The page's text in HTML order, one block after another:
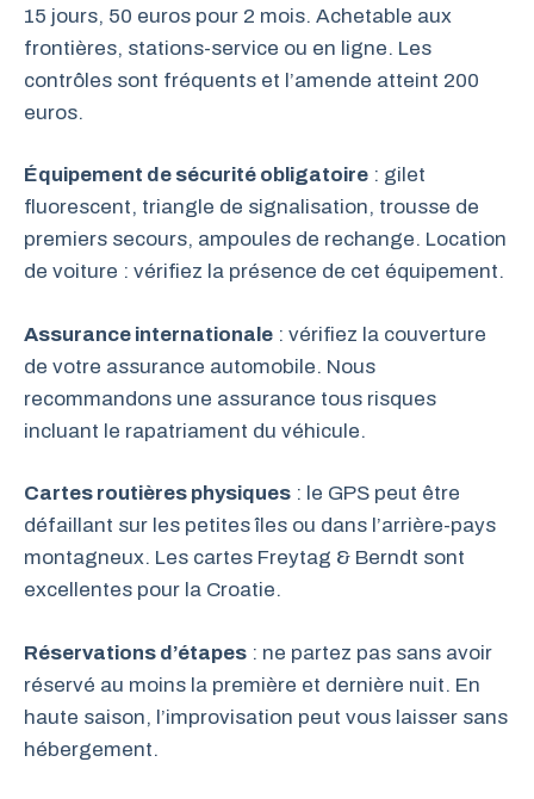
15 jours, 50 euros pour 2 mois. Achetable aux
frontières, stations-service ou en ligne. Les
contrôles sont fréquents et l’amende atteint 200
euros.
Équipement de sécurité obligatoire : gilet
fluorescent, triangle de signalisation, trousse de
premiers secours, ampoules de rechange. Location
de voiture : vérifiez la présence de cet équipement.
Assurance internationale : vérifiez la couverture
de votre assurance automobile. Nous
recommandons une assurance tous risques
incluant le rapatriament du véhicule.
Cartes routières physiques : le GPS peut être
défaillant sur les petites îles ou dans l’arrière-pays
montagneux. Les cartes Freytag & Berndt sont
excellentes pour la Croatie.
Réservations d’étapes : ne partez pas sans avoir
réservé au moins la première et dernière nuit. En
haute saison, l’improvisation peut vous laisser sans
hébergement.